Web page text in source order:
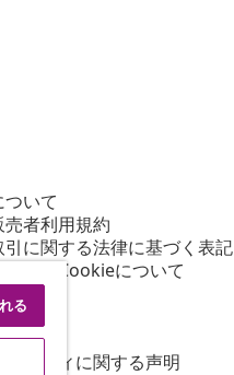
いて
売者利用規約
引に関する法律に基づく表記
シー＆Cookieについて
定
ティ
リティに関する声明
る